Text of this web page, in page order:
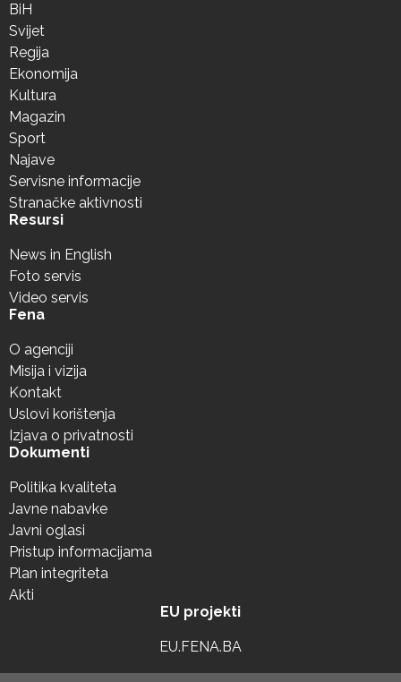
BiH
Svijet
Regija
Ekonomija
Kultura
Magazin
Sport
Najave
Servisne informacije
Stranačke aktivnosti
Resursi
News in English
Foto servis
Video servis
Fena
O agenciji
Misija i vizija
Kontakt
Uslovi korištenja
Izjava o privatnosti
Dokumenti
Politika kvaliteta
Javne nabavke
Javni oglasi
Pristup informacijama
Plan integriteta
Akti
EU projekti
EU.FENA.BA